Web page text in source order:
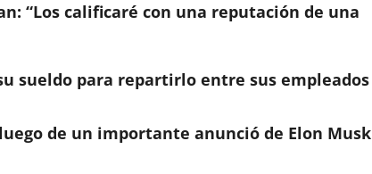
“Los calificaré con una reputación de una
sueldo para repartirlo entre sus empleados
de un importante anunció de Elon Musk